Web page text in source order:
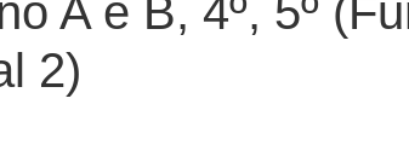
A e B, 4º, 5º
2)